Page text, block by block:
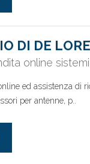
DI DE
online
ed assistenza di
per antenne, p..